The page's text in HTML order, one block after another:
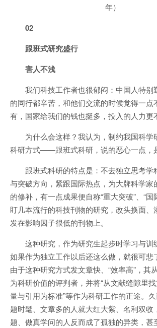
年）
02
跟班式研究盛行
害人不浅
我们科技工作者也很郁闷：中国人特别
的同行都辛苦，和他们交流的时候觉得一点
有，国家给我们的钱也挺多，投入的人力更
为什么会这样？我认为，制约我国科学
科研方式——跟班式科研，说的恶心一点，
跟班式科研的特点是：不去独立思考学
与突破方向，紧跟国际热点，为大牌科学家
的修补，有一点成果便自称“重大突破”、“国
盯几本流行的科技刊物的研究，改头换面、
发在影响因子很低的刊物上。
这种研究，作为研究生起步时学习与训
如果作为独立工作以后还这么做，就很可悲
由于这种研究方式发文章快、“效率高”，其
为科研价值的评判者，并将“从文献缝隙里
量与引用为标准”等作为科研工作的正途。
题时髦、文章多的人就大红大紫、名利双收
题、做真学问的人反而成了孤独的异类，甚